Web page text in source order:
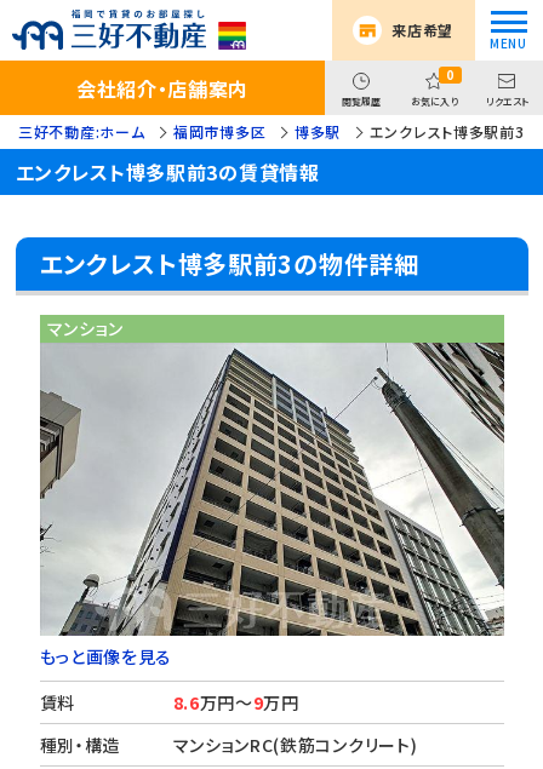
来店希望
会社紹介・店舗案内 閲覧履歴
0
お気に入り リクエスト
三好不動産:ホーム 福岡市博多区 博多駅 エンクレスト博多駅前3
エンクレスト博多駅前3の賃貸情報
エンクレスト博多駅前3の物件詳細
マンション
もっと画像を見る
賃料
8.6万円～9万円
種別・構造
マンションRC(鉄筋コンクリート)